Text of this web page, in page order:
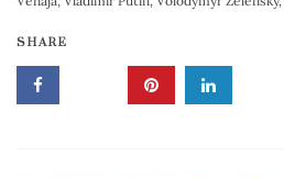
SHARE